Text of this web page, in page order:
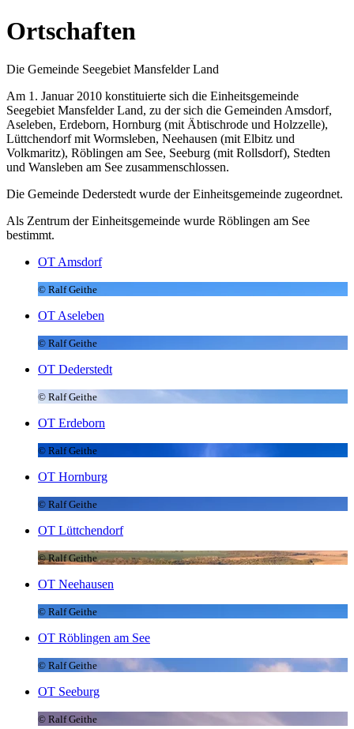
Ortschaften
Die Gemeinde Seegebiet Mansfelder Land
Am 1. Januar 2010 konstituierte sich die Einheitsgemeinde
Seegebiet Mansfelder Land, zu der sich die Gemeinden Amsdorf,
Aseleben, Erdeborn, Hornburg (mit Äbtischrode und Holzzelle),
Lüttchendorf mit Wormsleben, Neehausen (mit Elbitz und
Volkmaritz), Röblingen am See, Seeburg (mit Rollsdorf), Stedten
und Wansleben am See zusammenschlossen.
Die Gemeinde Dederstedt wurde der Einheitsgemeinde zugeordnet.
Als Zentrum der Einheitsgemeinde wurde Röblingen am See
bestimmt.
OT Amsdorf
© Ralf Geithe
OT Aseleben
© Ralf Geithe
OT Dederstedt
© Ralf Geithe
OT Erdeborn
© Ralf Geithe
OT Hornburg
© Ralf Geithe
OT Lüttchendorf
© Ralf Geithe
OT Neehausen
© Ralf Geithe
OT Röblingen am See
© Ralf Geithe
OT Seeburg
© Ralf Geithe